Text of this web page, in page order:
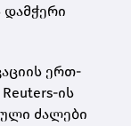
დამჭერი
ერთ-
ის
ძალები